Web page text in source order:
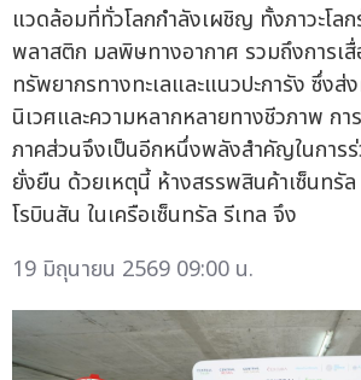
แวดล้อมที่ทั่วโลกกำลังเผชิญ ทั้งภาวะโล
พลาสติก มลพิษทางอากาศ รวมถึงการเ
ทรัพยากรทางทะเลและแนวปะการัง ซึ่งส่
นิเวศและความหลากหลายทางชีวภาพ ก
ภาคส่วนจึงเป็นอีกหนึ่งพลังสำคัญในการ
ยั่งยืน ด้วยเหตุนี้ ห้างสรรพสินค้าเซ็นทรั
โรบินสัน ในเครือเซ็นทรัล รีเทล จึง
19 มิถุนายน 2569 09:00 น.